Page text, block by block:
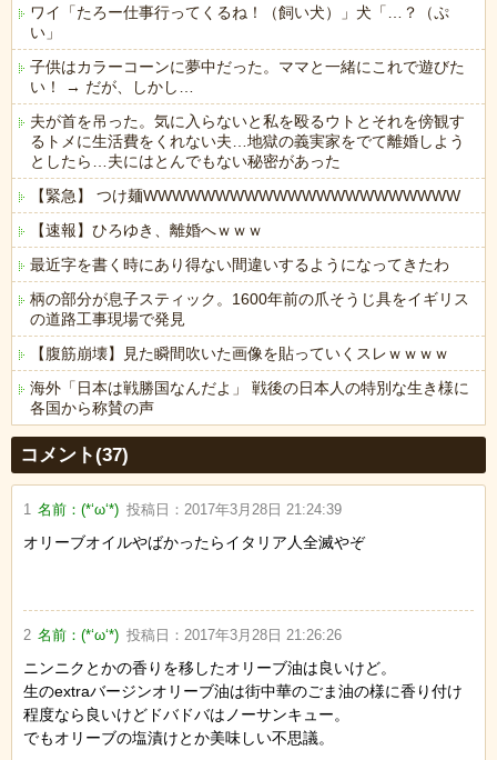
ワイ「たろー仕事行ってくるね！（飼い犬）」犬「…？（ぷ
い」
子供はカラーコーンに夢中だった。ママと一緒にこれで遊びた
い！ → だが、しかし…
夫が首を吊った。気に入らないと私を殴るウトとそれを傍観す
るトメに生活費をくれない夫…地獄の義実家をでて離婚しよう
としたら…夫にはとんでもない秘密があった
【緊急】 つけ麺WWWWWWWWWWWWWWWWWWWWWW
【速報】ひろゆき、離婚へｗｗｗ
最近字を書く時にあり得ない間違いするようになってきたわ
柄の部分が息子スティック。1600年前の爪そうじ具をイギリス
の道路工事現場で発見
【腹筋崩壊】見た瞬間吹いた画像を貼っていくスレｗｗｗｗ
海外「日本は戦勝国なんだよ」 戦後の日本人の特別な生き様に
各国から称賛の声
Powered by livedoor 相互RSS
コメント(37)
1 名前：(*‘ω‘*) 投稿日： 2017年3月28日 21:24:39
オリーブオイルやばかったらイタリア人全滅やぞ
2 名前：(*‘ω‘*) 投稿日： 2017年3月28日 21:26:26
ニンニクとかの香りを移したオリーブ油は良いけど。
生のextraバージンオリーブ油は街中華のごま油の様に香り付け
程度なら良いけどドバドバはノーサンキュー。
でもオリーブの塩漬けとか美味しい不思議。